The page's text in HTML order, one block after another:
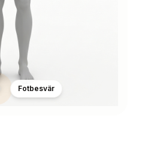
Fotbesvär